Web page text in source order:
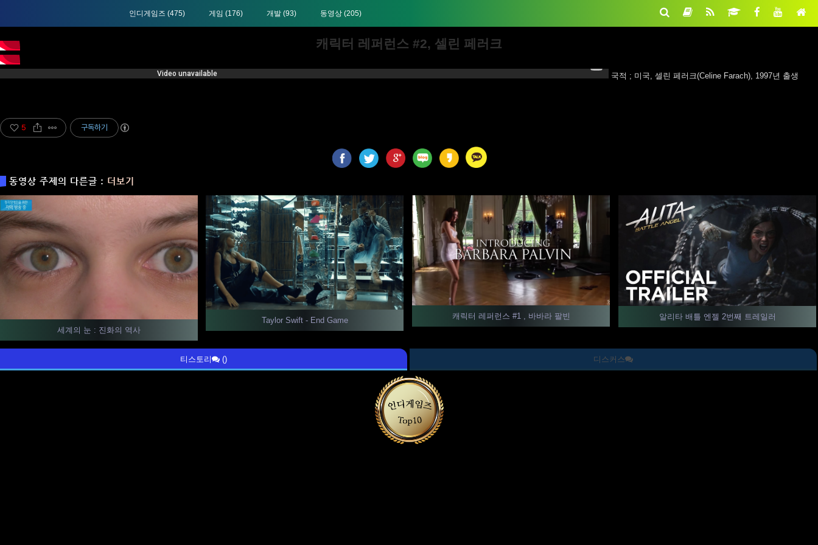
인디게임즈 (475) 게임 (176) 개발 (93) 동영상 (205)
캐릭터 레퍼런스 #2, 셀린 페러크
국적 ; 미국, 셀린 페러크(Celine Farach), 1997년 출생
5 구독하기
동영상 주제의 다른글 : 더보기
세계의 눈 : 진화의 역사
Taylor Swift - End Game 캐릭터 레퍼런스 #1 , 바바라 팔빈 알리타 배틀 엔젤 2번째 트레일러
티스토리 () 디스커스